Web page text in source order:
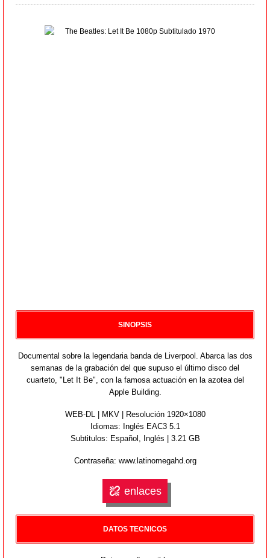
SINOPSIS
Documental sobre la legendaria banda de Liverpool. Abarca las dos
semanas de la grabación del que supuso el último disco del
cuarteto, "Let It Be", con la famosa actuación en la azotea del
Apple Building.
WEB-DL | MKV | Resolución 1920×1080
Idiomas: Inglés EAC3 5.1
Subtitulos: Español,
Inglés | 3.21 GB
Contraseña: www.latinomegahd.org
enlaces
DATOS TECNICOS